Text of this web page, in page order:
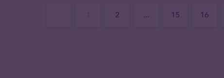
1 2 ... 15 16